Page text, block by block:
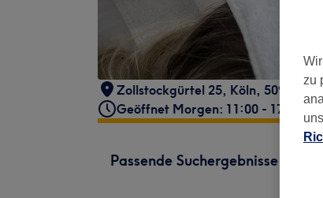
Zollstockgürtel 25, Köln, 50969
Geöffnet Morgen: 11:00 - 17:00
Passende Suchergebnisse
zu